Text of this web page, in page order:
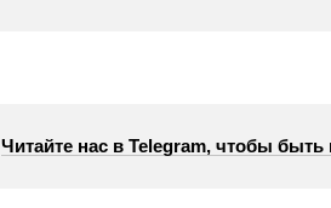
Читайте нас в Telegram, чтобы